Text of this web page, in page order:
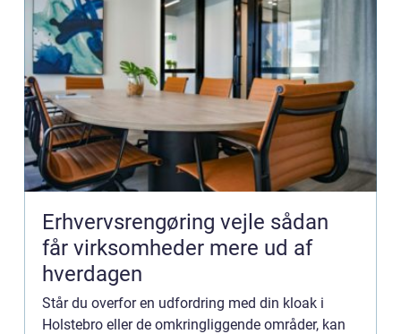
Erhvervsrengøring vejle sådan
får virksomheder mere ud af
hverdagen
Står du overfor en udfordring med din kloak i
Holstebro eller de omkringliggende områder, kan